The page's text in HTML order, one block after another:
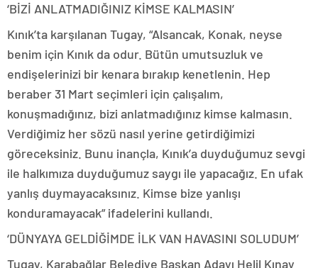
‘BİZİ ANLATMADIĞINIZ KİMSE KALMASIN’
Kınık’ta karşılanan Tugay, “Alsancak, Konak, neyse
benim için Kınık da odur. Bütün umutsuzluk ve
endişelerinizi bir kenara bırakıp kenetlenin. Hep
beraber 31 Mart seçimleri için çalışalım,
konuşmadığınız, bizi anlatmadığınız kimse kalmasın.
Verdiğimiz her sözü nasıl yerine getirdiğimizi
göreceksiniz. Bunu inançla, Kınık’a duyduğumuz sevgi
ile halkımıza duyduğumuz saygı ile yapacağız. En ufak
yanlış duymayacaksınız. Kimse bize yanlışı
konduramayacak” ifadelerini kullandı.
‘DÜNYAYA GELDİĞİMDE İLK VAN HAVASINI SOLUDUM’
Tugay, Karabağlar Belediye Başkan Adayı Helil Kınay